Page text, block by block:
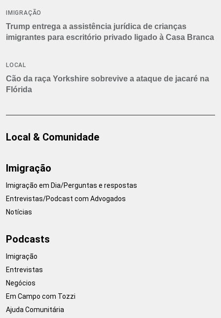
IMIGRAÇÃO
Trump entrega a assistência jurídica de crianças
imigrantes para escritório privado ligado à Casa Branca
LOCAL
Cão da raça Yorkshire sobrevive a ataque de jacaré na
Flórida
Local & Comunidade
Imigração
Imigração em Dia/Perguntas e respostas
Entrevistas/Podcast com Advogados
Notícias
Podcasts
Imigração
Entrevistas
Negócios
Em Campo com Tozzi
Ajuda Comunitária